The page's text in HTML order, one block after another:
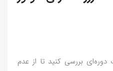
بررسی کنید تا از عدم